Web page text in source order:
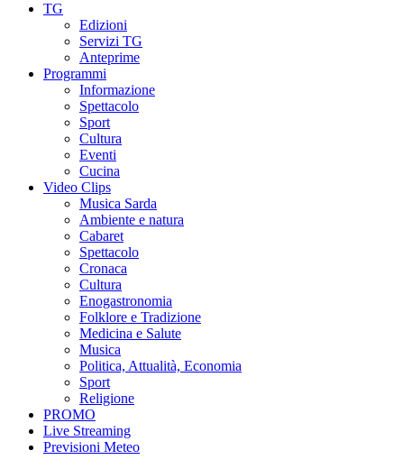
TG
Edizioni
Servizi TG
Anteprime
Programmi
Informazione
Spettacolo
Sport
Cultura
Eventi
Cucina
Video Clips
Musica Sarda
Ambiente e natura
Cabaret
Spettacolo
Cronaca
Cultura
Enogastronomia
Folklore e Tradizione
Medicina e Salute
Musica
Politica, Attualità, Economia
Sport
Religione
PROMO
Live Streaming
Previsioni Meteo